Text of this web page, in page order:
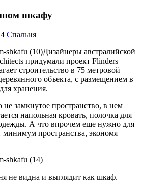
шкафу
Спальня
Дизайнеры австралийской
придумали проект Flinders
строительство в 75 метровой
объекта, с размещением в
хранения.
замкнутое пространство, в нем
напольная кровать, полочка для
А что впрочем еще нужно для
минимум пространства, экономя
не видна и выглядит как шкаф.